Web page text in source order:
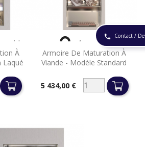
phone Contact /
À
Laqué
Armoire De Maturation À
Viande - Modèle Standard
Prix5 434,00 €
 Aperçu rapide